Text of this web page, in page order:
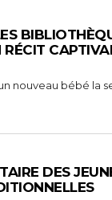
nouveau bébé la
DES